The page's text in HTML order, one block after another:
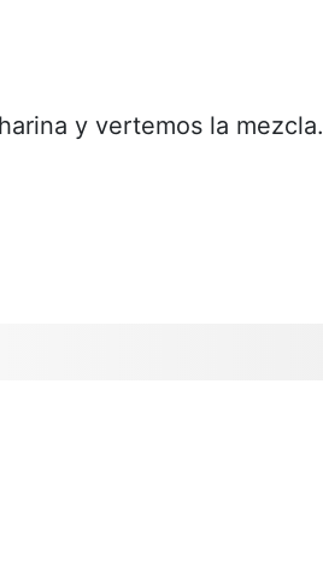
y vertemos la mezcla.